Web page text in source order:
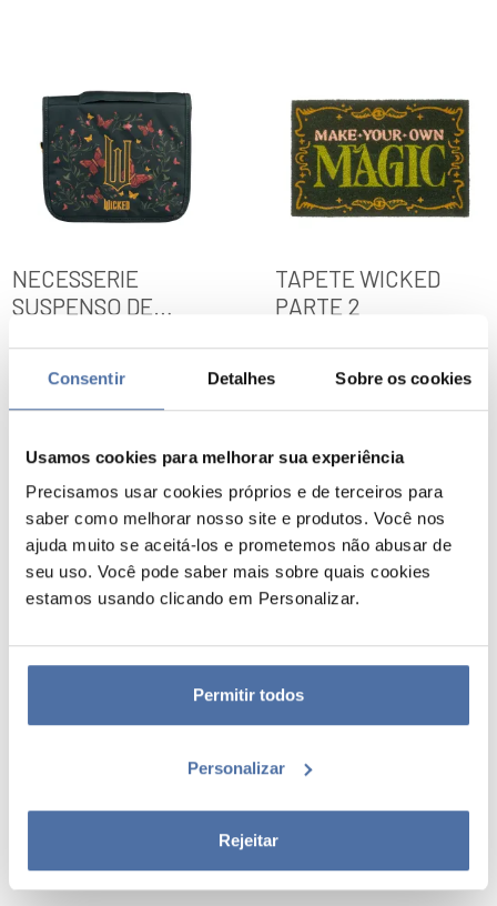
Consentir Detalhes Sobre os cookies
Usamos cookies para melhorar sua experiência
Precisamos usar cookies próprios e de terceiros para
saber como melhorar nosso site e produtos. Você nos
ajuda muito se aceitá-los e prometemos não abusar de
seu uso. Você pode saber mais sobre quais cookies
estamos usando clicando em Personalizar.
Permitir todos
Personalizar
Rejeitar
NECESSERIE
SUSPENSO DE
VER
TAPETE WICKED
PARTE 2
VER
SUPORTE PARA
CHAVES WICKED
GARRAFA METÁLICA
HOT&COLD 550ML
WICKED PARTE 2